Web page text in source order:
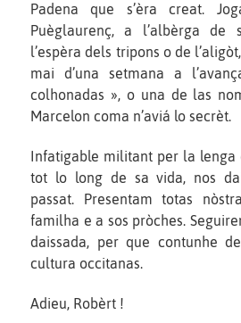
Padena que s’èra creat.
Puèglaurenç, a l’albèrga de
l’espèra dels tripons o de
mai d’una setmana a
colhonadas », o una de las
Marcelon coma n’aviá lo secrèt.
Infatigable militant per la lenga
tot lo long de sa vida, nos
passat. Presentam totas
familha e a sos pròches.
daissada, per que contunhe
cultura occitanas.
Adieu, Robèrt !